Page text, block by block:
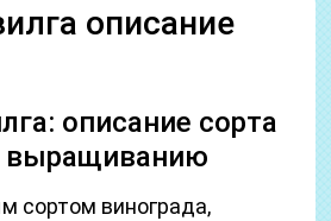
описание
описание сорта
выращиванию
сортом винограда,